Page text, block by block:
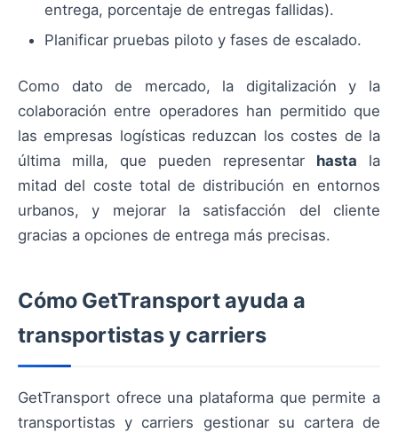
entrega, porcentaje de entregas fallidas).
Planificar pruebas piloto y fases de escalado.
Como dato de mercado, la digitalización y la
colaboración entre operadores han permitido que
las empresas logísticas reduzcan los costes de la
última milla, que pueden representar hasta la
mitad del coste total de distribución en entornos
urbanos, y mejorar la satisfacción del cliente
gracias a opciones de entrega más precisas.
Cómo GetTransport ayuda a
transportistas y carriers
GetTransport ofrece una plataforma que permite a
transportistas y carriers gestionar su cartera de